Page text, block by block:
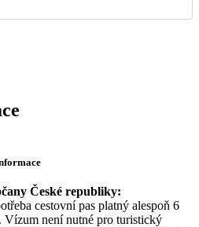
České republiky:
cestovní pas platný alespoň 6
Vízum není nutné pro turistický